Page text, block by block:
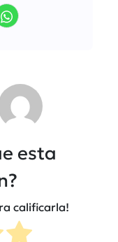
esta
calificarla!